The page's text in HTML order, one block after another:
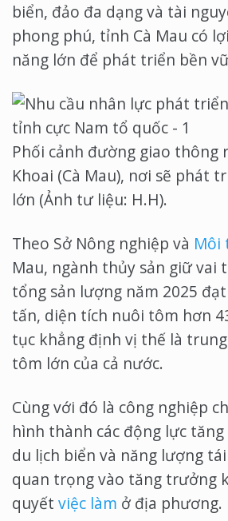
biển, đảo đa dạng và tài
phong phú, tỉnh Cà Mau có
năng lớn để phát triển bền
Phối cảnh đường giao thông
Khoai (Cà Mau), nơi sẽ phát
lớn (Ảnh tư liệu: H.H).
Theo Sở Nông nghiệp và Môi
Mau, ngành thủy sản giữ vai
tổng sản lượng năm 2025
tấn, diện tích nuôi tôm hơn
tục khẳng định vị thế là
tôm lớn của cả nước.
Cùng với đó là công nghiệp
hình thành các động lực
du lịch biển và năng lượng
quan trọng vào tăng trưởng
quyết việc làm ở địa phương.